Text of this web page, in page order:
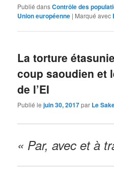
Publié dansContrôle des
Union européenne | Marqué avec
La torture
coup saoudien et
de l’EI
Publié lejuin 30, 2017par Le
« Par, avec et à